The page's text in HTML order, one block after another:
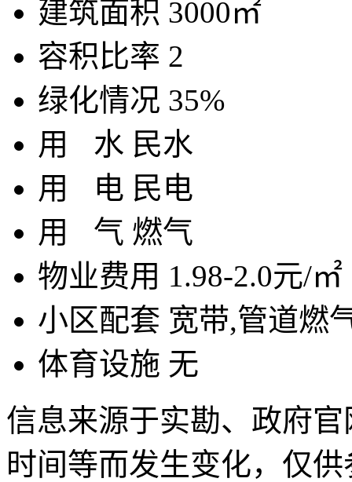
建筑面积 3000㎡
容积比率 2
绿化情况 35%
用 水 民水
用
电 民电
用 气 燃气
物业费用 1.98-2.0元/㎡
小区配套 宽带,管道燃
体育设施 无
信息来源于实勘、政府
时间等而发生变化，仅